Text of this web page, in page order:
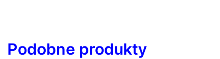
Podobne produkty